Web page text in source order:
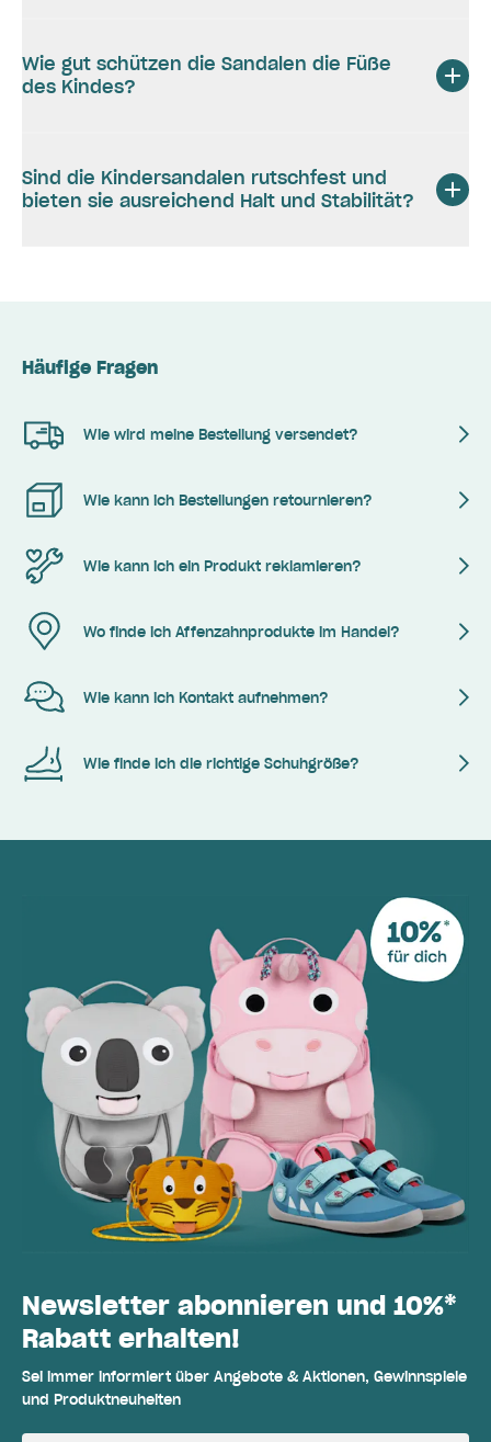
Wie gut schützen die Sandalen die Füße
des Kindes?
Sind die Kindersandalen rutschfest und
bieten sie ausreichend Halt und Stabilität?
Häufige Fragen
Wie wird meine Bestellung versendet?
Wie kann ich Bestellungen retournieren?
Wie kann ich ein Produkt reklamieren?
Wo finde ich Affenzahnprodukte im Handel?
Wie kann ich Kontakt aufnehmen?
Wie finde ich die richtige Schuhgröße?
Newsletter abonnieren und 10%*
Rabatt erhalten!
Sei immer informiert über Angebote & Aktionen, Gewinnspiele
und Produktneuheiten